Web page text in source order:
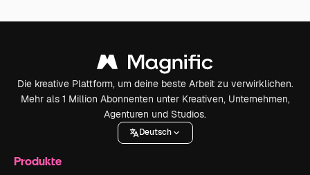
Die kreative Plattform, um deine beste Arbeit zu verwirklichen.
Mehr als 1 Million Abonnenten unter Kreativen, Unternehmen,
Agenturen und Studios.
Deutsch
Produkte